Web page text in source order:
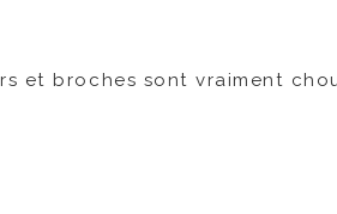
et broches sont vraiment